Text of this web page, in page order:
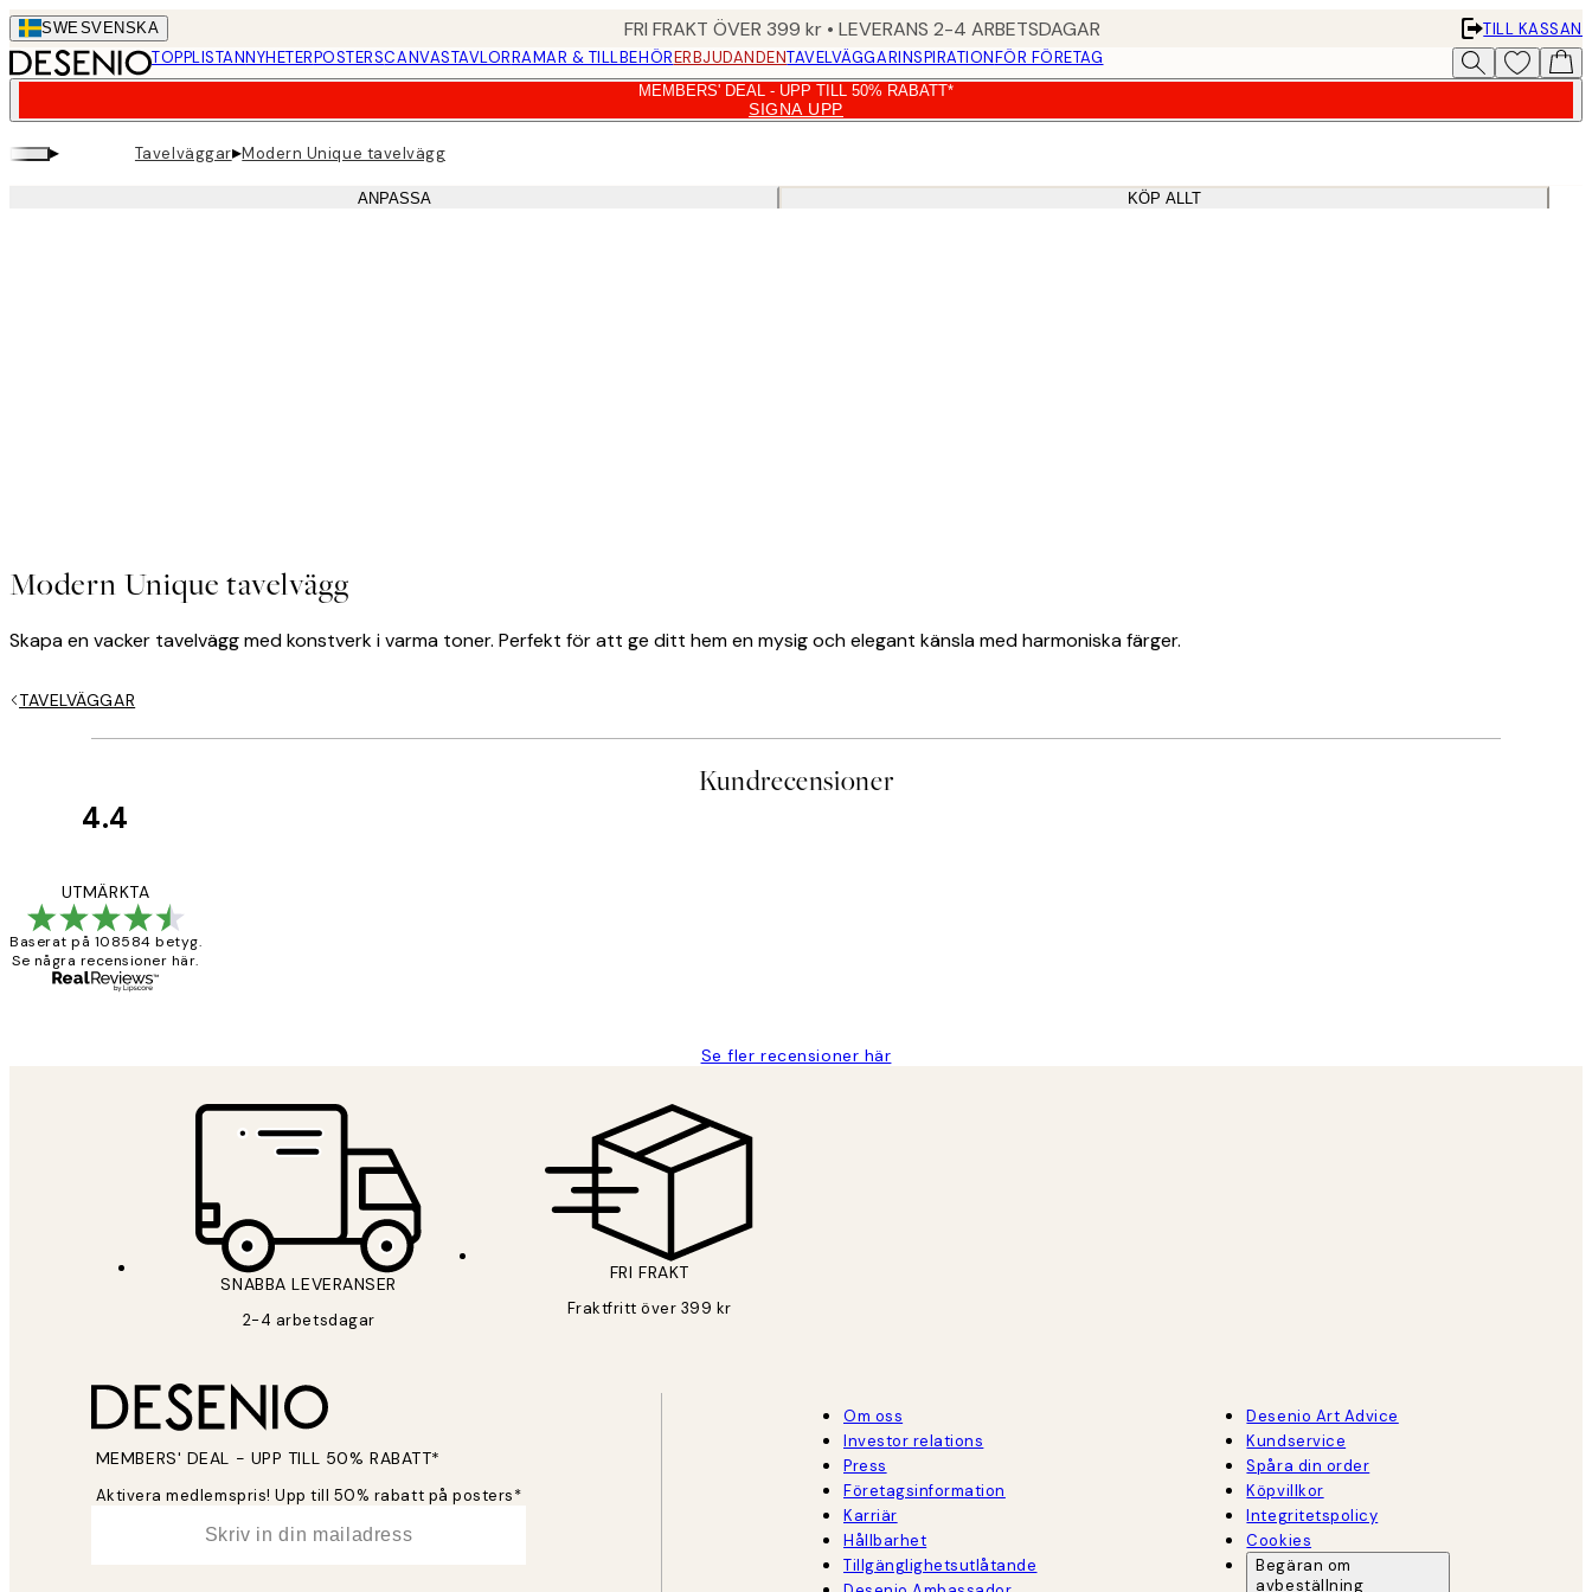
Skip
to
main
SWESVENSKA FRI FRAKT ÖVER 399 kr • LEVERANS 2-4 ARBETSDAGAR
TILL KASSAN
TOPPLISTANNYHETERPOSTERSCANVASTAVLORRAMAR & TILLBEHÖRERBJUDANDENTAVELVÄGGARINSPIRATIONFÖR FÖRETAG
MEMBERS' DEAL - UPP TILL 50% RABATT*
SIGNA UPP
▸ Tavelväggar▸Modern Unique tavelvägg
ANPASSA KÖP ALLT
Modern Unique tavelvägg
Skapa en vacker tavelvägg med konstverk i varma toner. Perfekt för att ge ditt hem en mysig och elegant känsla med harmoniska färger.
TAVELVÄGGAR
Kundrecensioner
4.4
UTMÄRKTA
Baserat på 108584 betyg.
Se några recensioner här.
Se fler recensioner här
SNABBA LEVERANSER
2-4 arbetsdagar
FRI FRAKT
Fraktfritt över 399 kr
MEMBERS' DEAL - UPP TILL 50% RABATT*
Aktivera medlemspris! Upp till 50% rabatt på posters*
Om oss
Investor relations
Press
Företagsinformation
Karriär
Hållbarhet
Tillgänglighetsutlåtande
Desenio Art Advice
Kundservice
Spåra din order
Köpvillkor
Integritetspolicy
Cookies
Begäran om
avbeställning